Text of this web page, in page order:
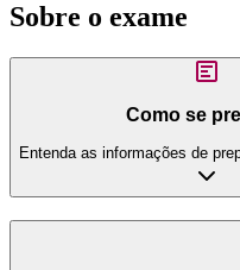
Sobre o exame
Como se
Entenda as informações de